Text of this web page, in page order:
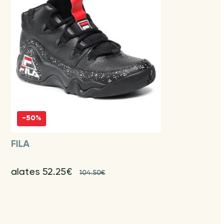
-50%
FILA
alates 52.25€ 104.50€